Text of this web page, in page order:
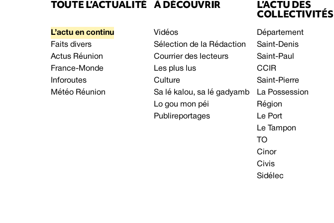
TOUTE L’ACTUALITÉ
L’actu en continu
Faits divers
Actus Réunion
France-Monde
Inforoutes
Météo Réunion
À DÉCOUVRIR
Vidéos
Sélection de la Rédaction
Courrier des lecteurs
Les plus lus
Culture
Sa lé kalou, sa lé gadyamb
Lo gou mon péi
Publireportages
L’ACTU DES
COLLECTIVITÉS
Département
Saint-Denis
Saint-Paul
CCIR
Saint-Pierre
La Possession
Région
Le Port
Le Tampon
TO
Cinor
Civis
Sidélec